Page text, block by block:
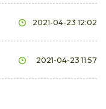
2021-04-23 12:02
2021-04-23 11:57